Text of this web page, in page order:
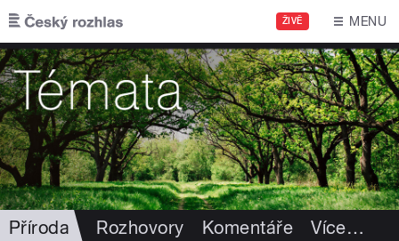
Přejít k hlavnímu obsahu
ŽIVĚ MENU
Příroda Rozhovory Komentáře Více…